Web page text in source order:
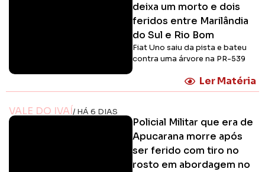
deixa um morto e dois
feridos entre Marilândia
do Sul e Rio Bom
Fiat Uno saiu da pista e bateu
contra uma árvore na PR-539
Ler Matéria
VALE DO IVAÍ/ HÁ 6 DIAS
Policial Militar que era de
Apucarana morre após
ser ferido com tiro no
rosto em abordagem no